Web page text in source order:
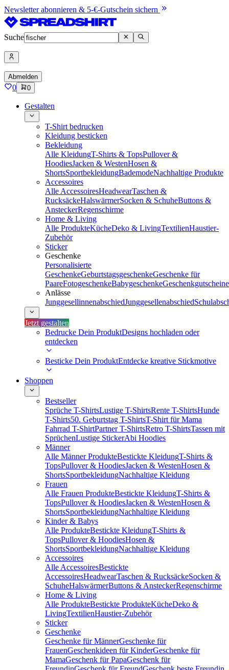
Newsletter abonnieren & 5-€-Gutschein sichern
Suche
Abmelden
0 0
Gestalten
T-Shirt bedrucken
Kleidung besticken
Bekleidung
Alle KleidungT-Shirts & TopsPullover &
HoodiesJacken & WestenHosen &
ShortsSportbekleidungBademodeNachhaltige Produkte
Accessoires
Alle AccessoiresHeadwearTaschen &
RucksäckeHalswärmerSocken & SchuheButtons &
AnsteckerRegenschirme
Home & Living
Alle ProdukteKücheDeko & LivingTextilienHaustier-
Zubehör
Sticker
Geschenke
Personalisierte
GeschenkeGeburtstagsgeschenkeGeschenke für
PaareFotogeschenkeBabygeschenkeGeschenkgutscheine
Anlässe
JunggesellinnenabschiedJunggesellenabschied
Jetzt gestalten
Bedrucke Dein ProduktDesigns hochladen oder
entdecken
Besticke Dein ProduktEntdecke kreative Stickmotive
Shoppen
Bestseller
Sprüche T-ShirtsLustige T-ShirtsRente T-ShirtsHunde
T-Shirts50. Geburtstag T-ShirtsT-Shirt für Mama
Fahrrad T-ShirtPartner T-ShirtsRetro T-ShirtsTassen mit
SprüchenLustige StickerAbi Hoodies
Männer
Alle Männer ProdukteBestickte KleidungT-Shirts &
TopsPullover & HoodiesJacken & WestenHosen &
ShortsSportbekleidungNachhaltige Kleidung
Frauen
Alle Frauen ProdukteBestickte KleidungT-Shirts &
TopsPullover & HoodiesJacken & WestenHosen &
ShortsSportbekleidungNachhaltige Kleidung
Kinder & Babys
Alle ProdukteBestickte KleidungT-Shirts &
TopsPullover & HoodiesHosen &
ShortsSportbekleidungNachhaltige Kleidung
Accessoires
Alle AccessoiresBestickte
AccessoiresHeadwearTaschen & RucksäckeSocken &
SchuheHalswärmerButtons & AnsteckerRegenschirme
Home & Living
Alle ProdukteBestickte ProdukteKücheDeko &
LivingTextilienHaustier-Zubehör
Sticker
Geschenke
Geschenke für MännerGeschenke für
FrauenGeschenkideen für KinderGeschenke für
MamaGeschenk für PapaGeschenk für